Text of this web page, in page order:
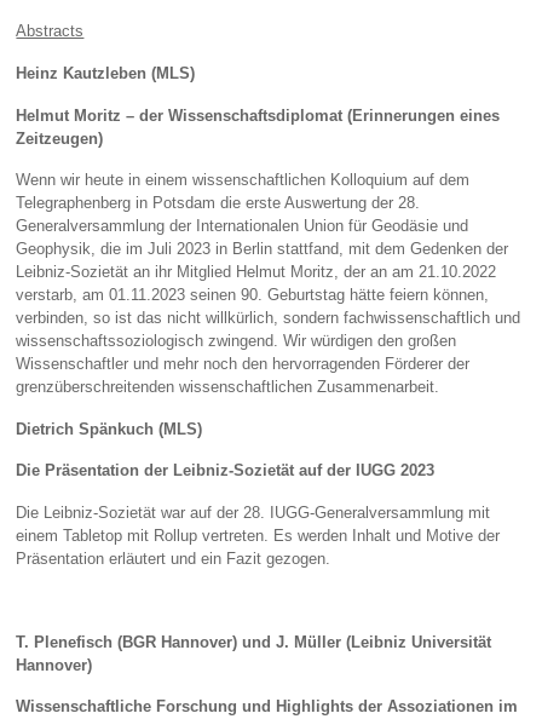
Abstracts
Heinz Kautzleben (MLS)
Helmut Moritz – der Wissenschaftsdiplomat (Erinnerungen eines
Zeitzeugen)
Wenn wir heute in einem wissenschaftlichen Kolloquium auf dem
Telegraphenberg in Potsdam die erste Auswertung der 28.
Generalversammlung der Internationalen Union für Geodäsie und
Geophysik, die im Juli 2023 in Berlin stattfand, mit dem Gedenken der
Leibniz-Sozietät an ihr Mitglied Helmut Moritz, der an am 21.10.2022
verstarb, am 01.11.2023 seinen 90. Geburtstag hätte feiern können,
verbinden, so ist das nicht willkürlich, sondern fachwissenschaftlich und
wissenschaftssoziologisch zwingend. Wir würdigen den großen
Wissenschaftler und mehr noch den hervorragenden Förderer der
grenzüberschreitenden wissenschaftlichen Zusammenarbeit.
Dietrich Spänkuch (MLS)
Die Präsentation der Leibniz-Sozietät auf der IUGG 2023
Die Leibniz-Sozietät war auf der 28. IUGG-Generalversammlung mit
einem Tabletop mit Rollup vertreten. Es werden Inhalt und Motive der
Präsentation erläutert und ein Fazit gezogen.
T. Plenefisch (BGR Hannover) und J. Müller (Leibniz Universität
Hannover)
Wissenschaftliche Forschung und Highlights der Assoziationen im